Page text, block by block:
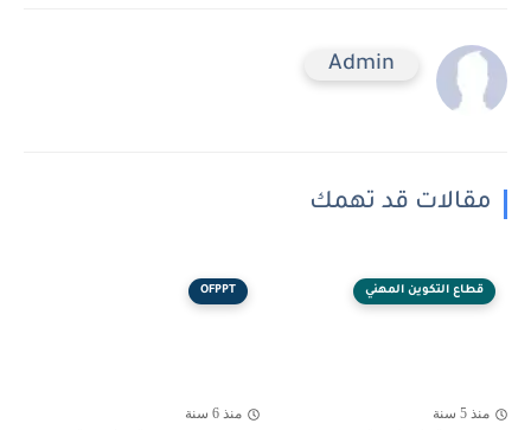
Admin
مقالات قد تهمك
قطاع التكوين المهني
منذ 5 سنة
OFPPT
منذ 6 سنة